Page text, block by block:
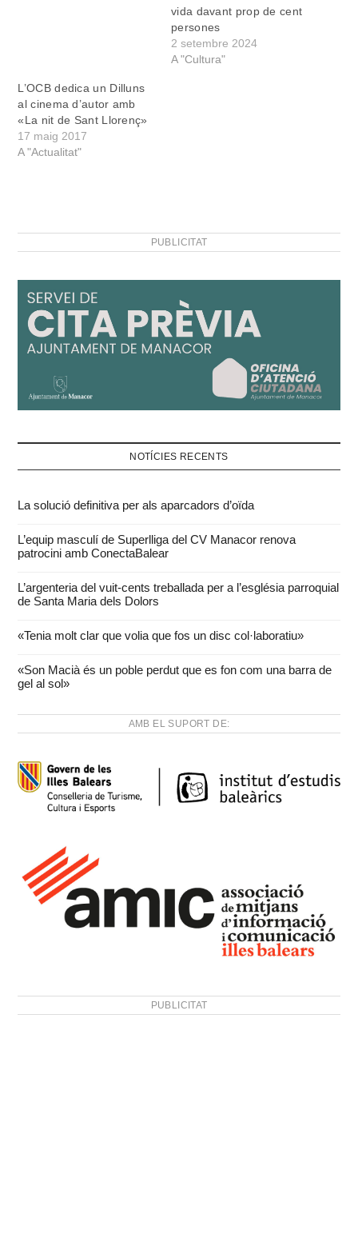
vida davant prop de cent
persones
2 setembre 2024
A "Cultura"
L’OCB dedica un Dilluns
al cinema d’autor amb
«La nit de Sant Llorenç»
17 maig 2017
A "Actualitat"
PUBLICITAT
NOTÍCIES RECENTS
La solució definitiva per als aparcadors d’oïda
L’equip masculí de Superlliga del CV Manacor renova
patrocini amb ConectaBalear
L’argenteria del vuit-cents treballada per a l’església parroquial
de Santa Maria dels Dolors
«Tenia molt clar que volia que fos un disc col·laboratiu»
«Son Macià és un poble perdut que es fon com una barra de
gel al sol»
AMB EL SUPORT DE:
PUBLICITAT